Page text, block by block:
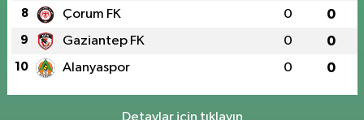
8 Çorum FK 0 0
9 Gaziantep FK 0 0
10 Alanyaspor 0 0
Detaylar için tıklayın